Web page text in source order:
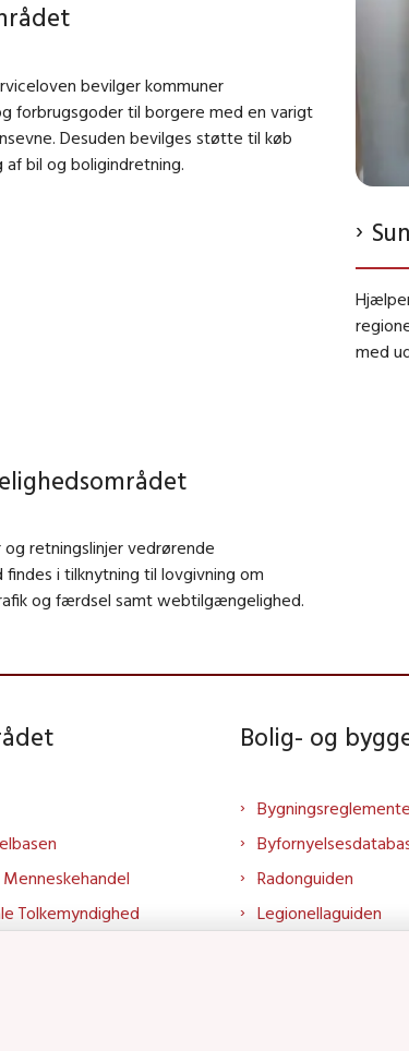
bevilger kommuner
forbrugsgoder til borgere med en varigt
Desuden bevilges støtte til køb
af bil og boligindretning.
med
retningslinjer vedrørende
i tilknytning til lovgivning om
og færdsel samt webtilgængelighed.
Tolkemyndighed
Bolig- og
Radonguiden
Legionellaguiden